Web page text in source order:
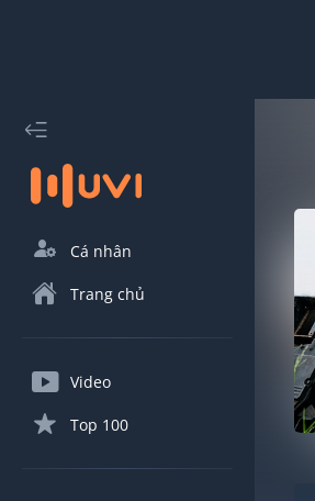
Cá nhân
Trang chủ
Video
Top 100